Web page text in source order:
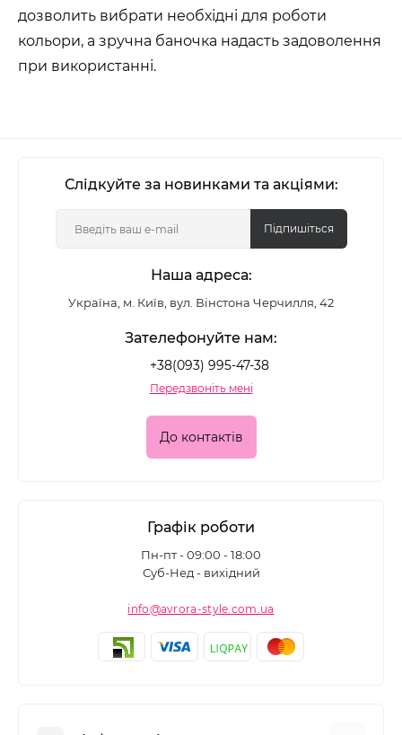
дозволить вибрати необхідні для роботи
кольори, а зручна баночка надасть задоволення
при використанні.
Слідкуйте за новинками та акціями:
Підпишіться
Наша адреса:
Україна, м. Київ, вул. Вінстона Черчилля, 42
Зателефонуйте нам:
+38(093) 995-47-38
Передзвоніть мені
До контактів
Графік роботи
Пн-пт - 09:00 - 18:00
Суб-Нед - вихідний
info@avrora-style.com.ua